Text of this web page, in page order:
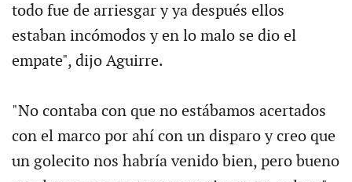
todo fue de arriesgar y ya después ellos
estaban incómodos y en lo malo se dio el
empate", dijo Aguirre.
"No contaba con que no estábamos acertados
con el marco por ahí con un disparo y creo que
un golecito nos habría venido bien, pero bueno